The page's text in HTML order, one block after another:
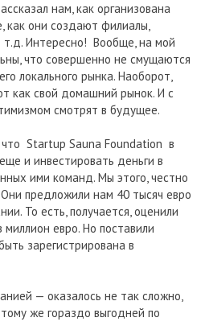
нам, как организована
как они создают филиалы,
Интересно! Вообще, на мой
что совершенно не смущаются
локального рынка. Наоборот,
как свой домашний рынок. И с
смотрят в будущее.
Startup Sauna Foundation в
и инвестировать деньги в
ими команд. Мы этого, честно
предложили нам 40 тысяч евро
То есть, получается, оценили
евро. Но поставили
зарегистрирована в
— оказалось не так сложно,
же гораздо выгодней по